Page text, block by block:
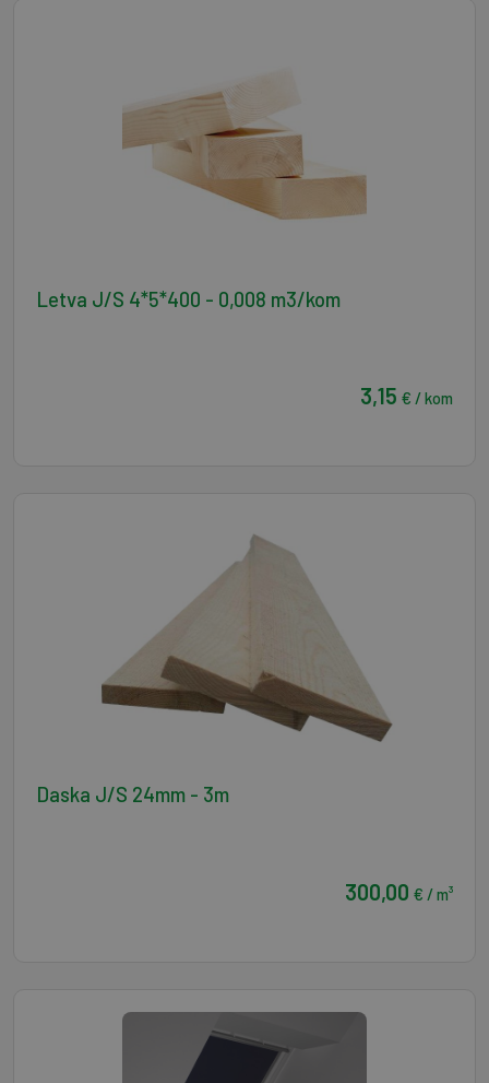
Letva J/S 4*5*400 - 0,008 m3/kom
3,15 € / kom
Daska J/S 24mm - 3m
300,00 € / m³